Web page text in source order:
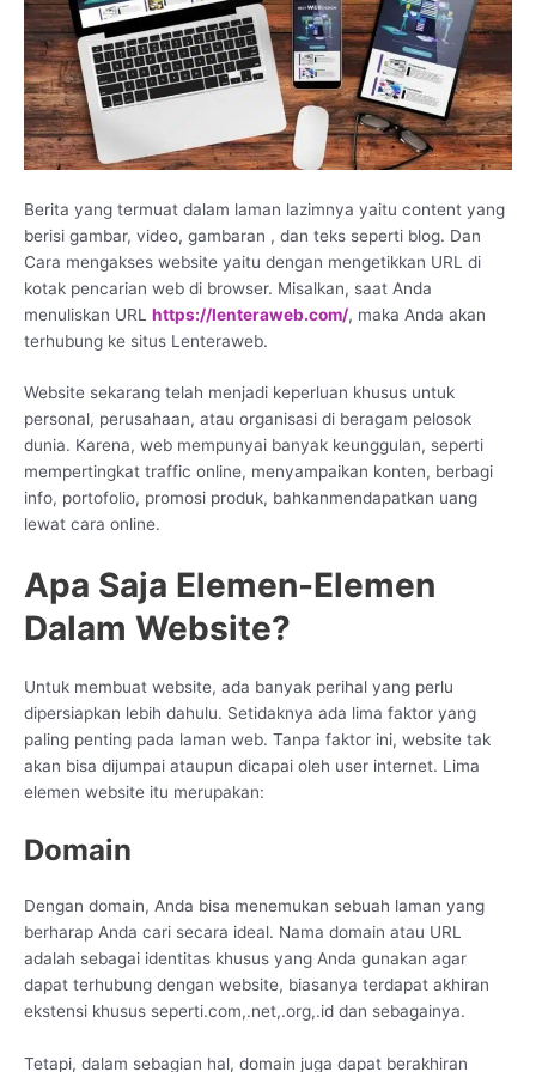
Berita yang termuat dalam laman lazimnya yaitu content yang
berisi gambar, video, gambaran , dan teks seperti blog. Dan
Cara mengakses website yaitu dengan mengetikkan URL di
kotak pencarian web di browser. Misalkan, saat Anda
menuliskan URL https://lenteraweb.com/, maka Anda akan
terhubung ke situs Lenteraweb.
Website sekarang telah menjadi keperluan khusus untuk
personal, perusahaan, atau organisasi di beragam pelosok
dunia. Karena, web mempunyai banyak keunggulan, seperti
mempertingkat traffic online, menyampaikan konten, berbagi
info, portofolio, promosi produk, bahkanmendapatkan uang
lewat cara online.
Apa Saja Elemen-Elemen
Dalam Website?
Untuk membuat website, ada banyak perihal yang perlu
dipersiapkan lebih dahulu. Setidaknya ada lima faktor yang
paling penting pada laman web. Tanpa faktor ini, website tak
akan bisa dijumpai ataupun dicapai oleh user internet. Lima
elemen website itu merupakan:
Domain
Dengan domain, Anda bisa menemukan sebuah laman yang
berharap Anda cari secara ideal. Nama domain atau URL
adalah sebagai identitas khusus yang Anda gunakan agar
dapat terhubung dengan website, biasanya terdapat akhiran
ekstensi khusus seperti.com,.net,.org,.id dan sebagainya.
Tetapi, dalam sebagian hal, domain juga dapat berakhiran